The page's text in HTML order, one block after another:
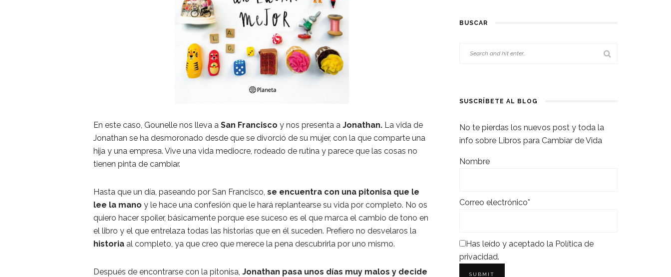
En este caso, Gounelle nos lleva a San Francisco y nos presenta a Jonathan. La vida de
Jonathan se ha desmoronado desde que se divorció de su mujer, con la que comparte una
hija y una empresa. Vive una vida mediocre, rodeado de rutina y parece que las cosas no
tienen pinta de cambiar.
Hasta que un día, paseando por San Francisco, se encuentra con una pitonisa que le
lee la mano y le hace una confesión que le hará replantearse su vida por completo. No os
quiero hacer spoiler, básicamente porque ese suceso es el que marca el cambio de tono en
el libro y el que entrelaza todas las historias que en él suceden. Prefiero no desvelaros la
historia al completo, ya que creo que merece la pena descubrirla por uno mismo.
Después de encontrarse con la pitonisa, Jonathan pasa unos días muy malos y decide
BUSCAR
SUSCRÍBETE AL BLOG
No te pierdas los nuevos post y toda la
info sobre Libros para Cambiar de Vida
Nombre
Correo electrónico*
Has leído y aceptado la Política de
privacidad.